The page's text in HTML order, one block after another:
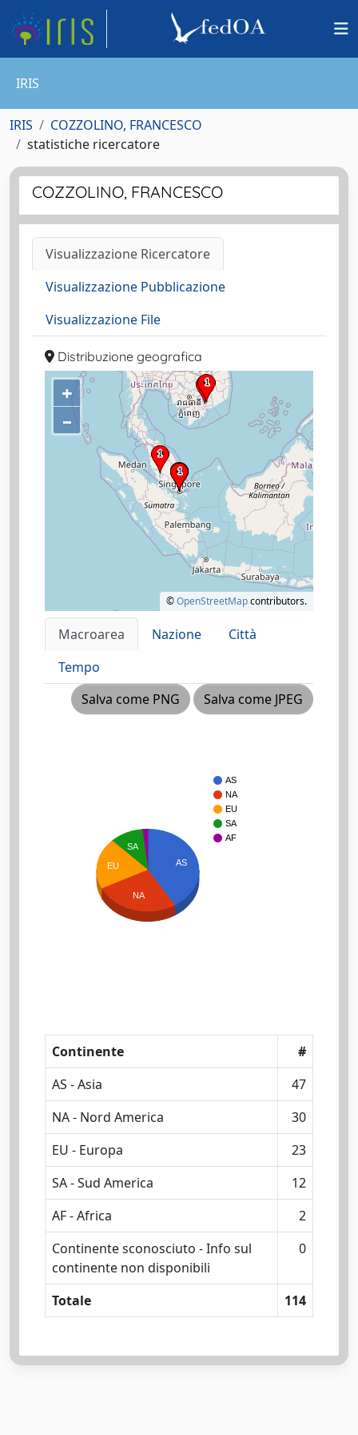
IRIS
IRIS
COZZOLINO, FRANCESCO
statistiche ricercatore
COZZOLINO, FRANCESCO
Visualizzazione Ricercatore
Visualizzazione Pubblicazione
Visualizzazione File
Distribuzione geografica
+
–
©OpenStreetMapcontributors.
Macroarea Nazione
Città
Tempo
Salva come PNG
Salva come JPEG
AS
NA
EU
SA
AF
AS
SA
EU
NA
Continente
#
AS - Asia
47
NA - Nord America
30
EU - Europa
23
SA - Sud America
12
AF - Africa
2
Continente sconosciuto - Info sul
continente non disponibili
0
Totale 114